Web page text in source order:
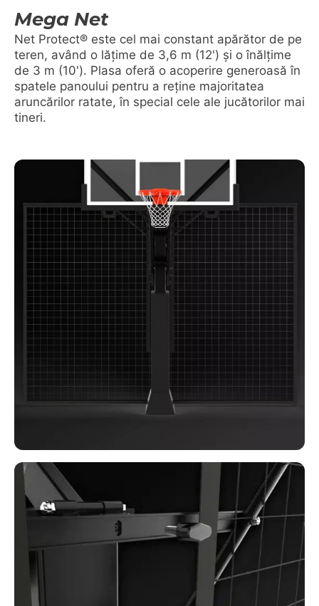
Mega Net
Net Protect® este cel mai constant apărător de pe
teren, având o lățime de 3,6 m (12') și o înălțime
de 3 m (10'). Plasa oferă o acoperire generoasă în
spatele panoului pentru a reține majoritatea
aruncărilor ratate, în special cele ale jucătorilor mai
tineri.